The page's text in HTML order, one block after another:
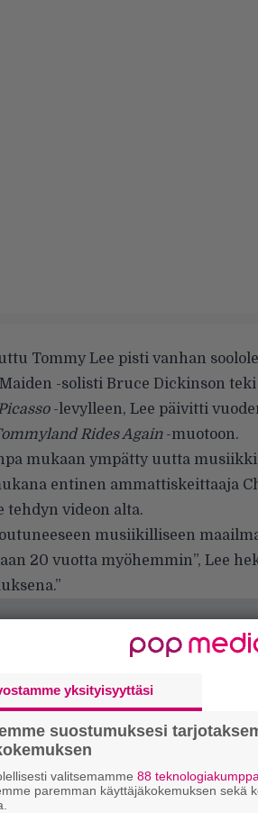
Tommy Lee pisti vanhan
-solisti Bruce Dickinson
-levylleen, Lee päivitti
Rides Again-muotoon.
mukaan ympätty uutta
entinen ammattiskeittaaja
tehdyn videon alta.
musiikilliseen
20 vuotta myöhemmin”, Lee
yksityisyyttäsi
suostumuksesi
valitsemamme 88
paremman käyttäjäkokemuksen sekä